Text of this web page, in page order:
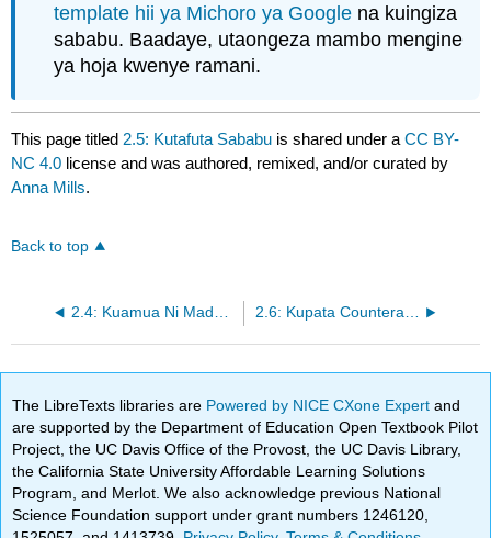
template hii ya Michoro ya Google na kuingiza
sababu. Baadaye, utaongeza mambo mengine
ya hoja kwenye ramani.
This page titled 2.5: Kutafuta Sababu is shared under aCC BY-
NC 4.0 license and was authored, remixed, and/or curated by
Anna Mills.
Back to top
2.4: Kuamua Ni Madai Kuu 2.6: Kupata Counterarguments
The LibreTexts libraries are Powered by NICE CXone Expertand
are supported by the Department of Education Open Textbook Pilot
Project, the UC Davis Office of the Provost, the UC Davis Library,
the California State University Affordable Learning Solutions
Program, and Merlot. We also acknowledge previous National
Science Foundation support under grant numbers 1246120,